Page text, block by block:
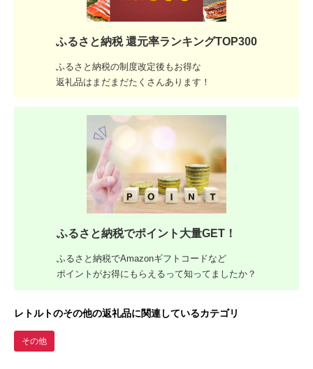
ふるさと納税 還元率ランキングTOP300
ふるさと納税の制度改定後もお得な
返礼品はまだまだたくさんあります！
ふるさと納税でポイント大量GET！
ふるさと納税でAmazonギフトコードなど
ポイントがお得にもらえるって知ってましたか？
レトルトのその他の返礼品に関連しているカテゴリ
その他